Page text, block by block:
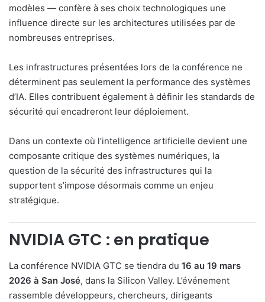
modèles — confère à ses choix technologiques une
influence directe sur les architectures utilisées par de
nombreuses entreprises.
Les infrastructures présentées lors de la conférence ne
déterminent pas seulement la performance des systèmes
d’IA. Elles contribuent également à définir les standards de
sécurité qui encadreront leur déploiement.
Dans un contexte où l’intelligence artificielle devient une
composante critique des systèmes numériques, la
question de la sécurité des infrastructures qui la
supportent s’impose désormais comme un enjeu
stratégique.
NVIDIA GTC : en pratique
La conférence NVIDIA GTC se tiendra du 16 au 19 mars
2026 à San José, dans la Silicon Valley. L’événement
rassemble développeurs, chercheurs, dirigeants